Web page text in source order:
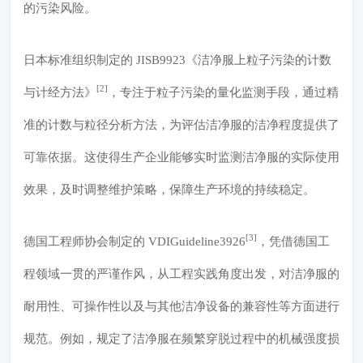
的污染风险。
日本标准组织制定的 JISB9923《洁净服上粒子污染的计数
与计经方法》 [2] ，专注于粒子污染的量化监测手段，通过精
准的计数与粒径分析方法，为评估洁净服的洁净程度提供了
可靠依据。这使得生产企业能够实时监测洁净服的实际使用
效果，及时调整维护策略，保障生产环境的持续稳定。
德国工程师协会制定的 VDIGuideline3926[3] ，凭借德国工
程领域一贯的严谨作风，从工程实践角度出发，对洁净服的
耐用性、可操作性以及与其他洁净设备的兼容性等方面进行
规范。例如，规定了洁净服在频繁穿脱过程中的机械强度损